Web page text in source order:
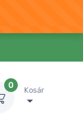
0
Kosár